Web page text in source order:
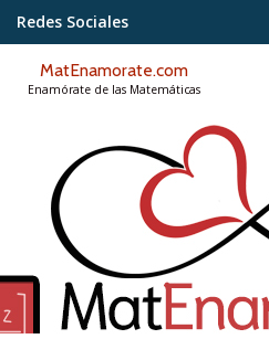
contenido
Redes Sociales
MatEnamorate.com
Enamórate de las Matemáticas